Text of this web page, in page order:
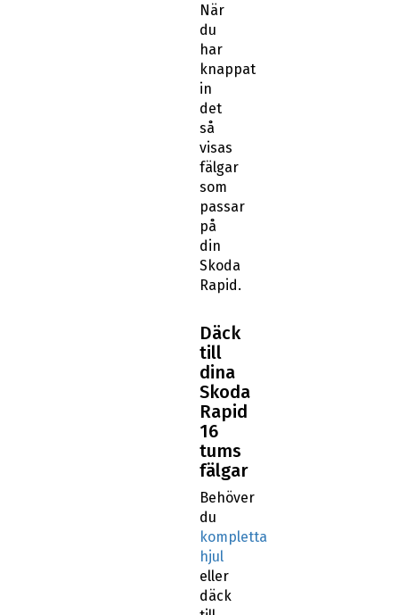
När
du
har
knappat
in
det
så
visas
fälgar
som
passar
på
din
Skoda
Rapid.
Däck
till
dina
Skoda
Rapid
16
tums
fälgar
Behöver
du
kompletta
hjul
eller
däck